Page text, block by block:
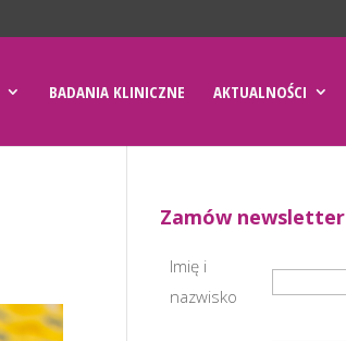
BADANIA KLINICZNE AKTUALNOŚCI
Zamów newsletter
Imię i
nazwisko